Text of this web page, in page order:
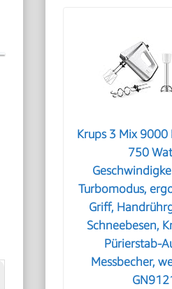
Krups 3 Mix 9000
750
Turbomodus,
Griff,
Schneebesen,
Pürierstab-
Messbecher,